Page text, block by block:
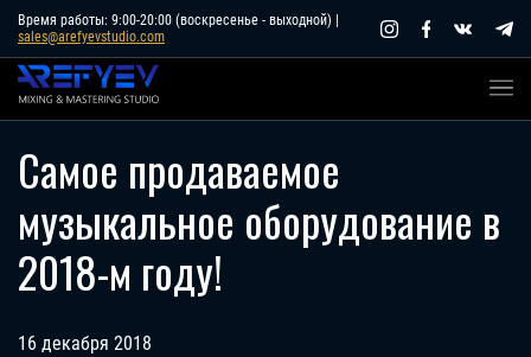
Skip
content
Время работы: 9:00-20:00 (воскресенье - выходной) |
sales@arefyevstudio.com
Самое продаваемое
музыкальное оборудование в
2018-м году!
16 декабря 2018